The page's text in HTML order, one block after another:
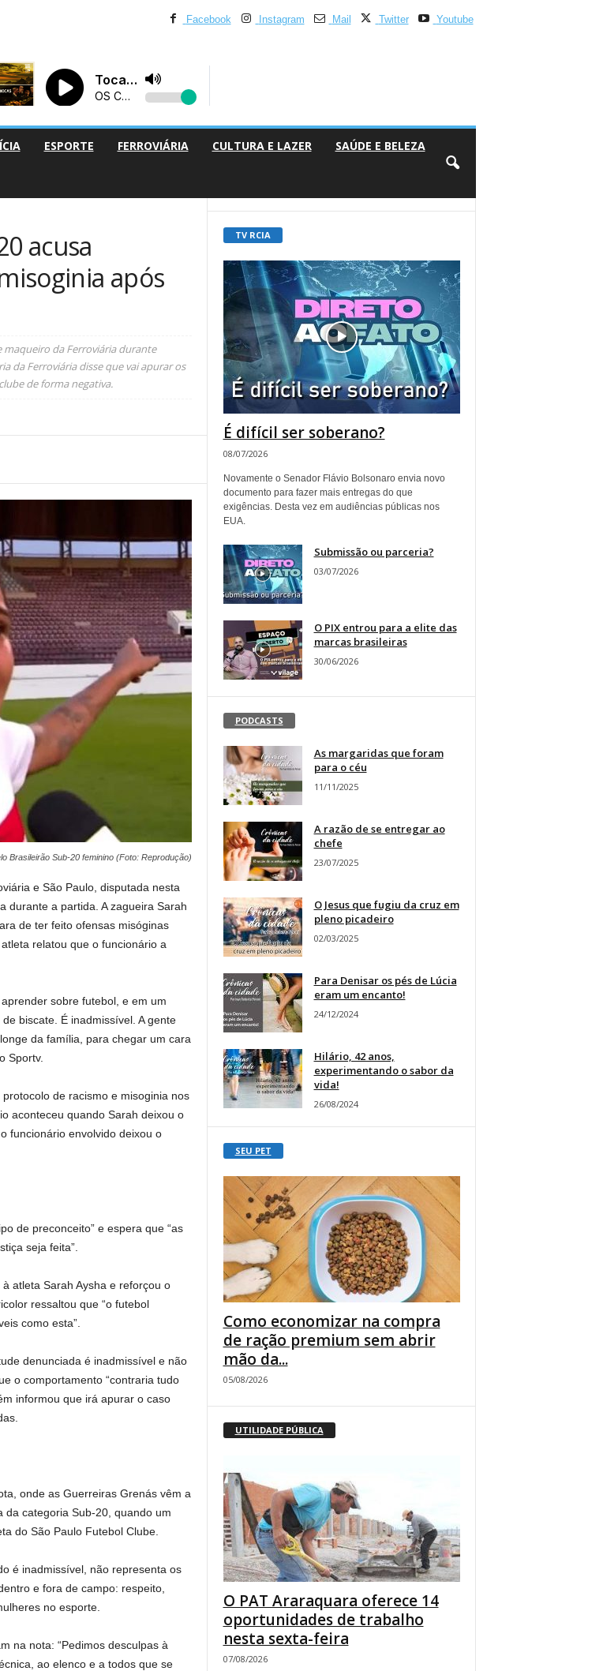
Facebook Instagram Mail Twitter
Youtube
ESPORTE FERROVIÁRIA CULTURA E LAZER SAÚDE E BELEZA
acusa
após
maqueiro da Ferroviária durante
da Ferroviária disse que vai apurar os
de forma negativa.
Brasileirão Sub-20 feminino (Foto: Reprodução)
e São Paulo, disputada nesta
durante a partida. A zagueira Sarah
de ter feito ofensas misóginas
relatou que o funcionário a
sobre futebol, e em um
biscate. É inadmissível. A gente
da família, para chegar um cara
Sportv.
de racismo e misoginia nos
aconteceu quando Sarah deixou o
funcionário envolvido deixou o
de preconceito” e espera que “as
seja feita”.
atleta Sarah Aysha e reforçou o
ressaltou que “o futebol
como esta”.
denunciada é inadmissível e não
o comportamento “contraria tudo
informou que irá apurar o caso
onde as Guerreiras Grenás vêm a
da categoria Sub-20, quando um
do São Paulo Futebol Clube.
é inadmissível, não representa os
e fora de campo: respeito,
no esporte.
na nota: “Pedimos desculpas à
ao elenco e a todos que se
TV RCIA
É difícil ser soberano?
08/07/2026
Novamente o Senador Flávio Bolsonaro envia novo
documento para fazer mais entregas do que
exigências. Desta vez em audiências públicas nos
EUA.
Submissão ou parceria?
03/07/2026
O PIX entrou para a elite das
marcas brasileiras
30/06/2026
PODCASTS
As margaridas que foram
para o céu
11/11/2025
A razão de se entregar ao
chefe
23/07/2025
O Jesus que fugiu da cruz em
pleno picadeiro
02/03/2025
Para Denisar os pés de Lúcia
eram um encanto!
24/12/2024
Hilário, 42 anos,
experimentando o sabor da
vida!
26/08/2024
SEU PET
Como economizar na compra
de ração premium sem abrir
mão da...
05/08/2026
UTILIDADE PÚBLICA
O PAT Araraquara oferece 14
oportunidades de trabalho
nesta sexta-feira
07/08/2026